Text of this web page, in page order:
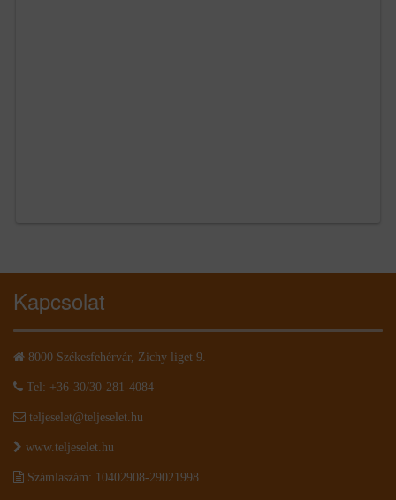
Kapcsolat
8000 Székesfehérvár, Zichy liget 9.
Tel: +36-30/30-281-4084
teljeselet@teljeselet.hu
www.teljeselet.hu
Számlaszám: 10402908-29021998